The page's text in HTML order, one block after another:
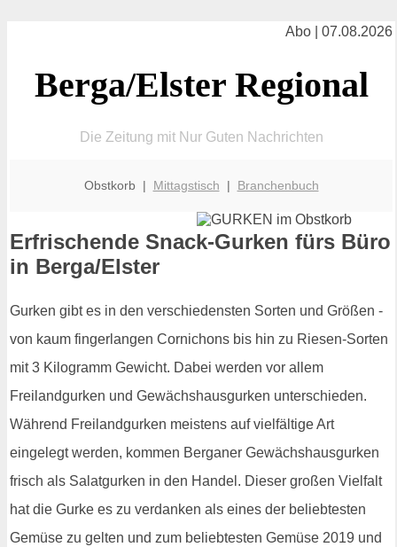
Abo | 07.08.2026
Berga/Elster Regional
Die Zeitung mit Nur Guten Nachrichten
Obstkorb | Mittagstisch | Branchenbuch
Erfrischende Snack-Gurken fürs Büro
in Berga/Elster
Gurken gibt es in den verschiedensten Sorten und Größen -
von kaum fingerlangen Cornichons bis hin zu Riesen-Sorten
mit 3 Kilogramm Gewicht. Dabei werden vor allem
Freilandgurken und Gewächshausgurken unterschieden.
Während Freilandgurken meistens auf vielfältige Art
eingelegt werden, kommen Berganer Gewächshausgurken
frisch als Salatgurken in den Handel. Dieser großen Vielfalt
hat die Gurke es zu verdanken als eines der beliebtesten
Gemüse zu gelten und zum beliebtesten Gemüse 2019 und